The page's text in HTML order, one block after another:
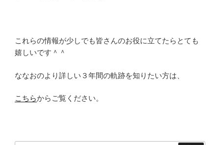
これらの情報が少しでも皆さんのお役に立てたらとても
嬉しいです＾＾
ななおのより詳しい３年間の軌跡を知りたい方は、
こちらからご覧ください。